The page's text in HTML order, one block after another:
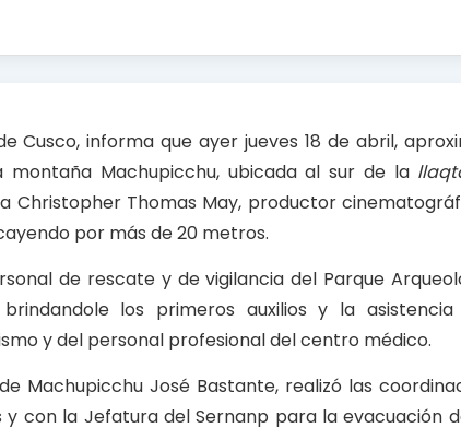
Cusco, informa que ayer jueves 18 de abril,
Machupicchu, ubicada al sur de la
Christopher Thomas May, productor
por más de 20 metros.
de rescate y de vigilancia del Parque
los primeros auxilios y la asistencia
y del personal profesional del centro médico.
Machupicchu José Bastante, realizó las
con la Jefatura del Sernanp para la evacuación